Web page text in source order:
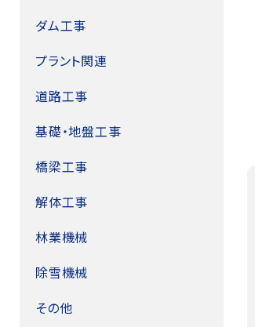
ダム工事
プラント関連
道路工事
基礎・地盤工事
橋梁工事
解体工事
林業機械
除雪機械
その他